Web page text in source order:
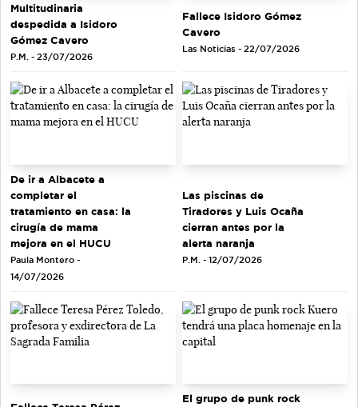
Multitudinaria
despedida a Isidoro
Gómez Cavero
P.M. - 23/07/2026
Fallece Isidoro Gómez
Cavero
Las Noticias - 22/07/2026
De ir a Albacete a
completar el
tratamiento en casa: la
cirugía de mama
mejora en el HUCU
Paula Montero -
14/07/2026
Las piscinas de
Tiradores y Luis Ocaña
cierran antes por la
alerta naranja
P.M. - 12/07/2026
El grupo de punk rock